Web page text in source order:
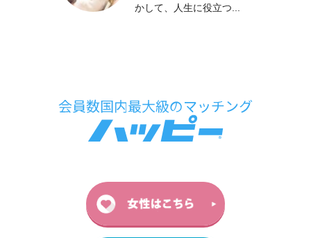
かして、人生に役立つ...